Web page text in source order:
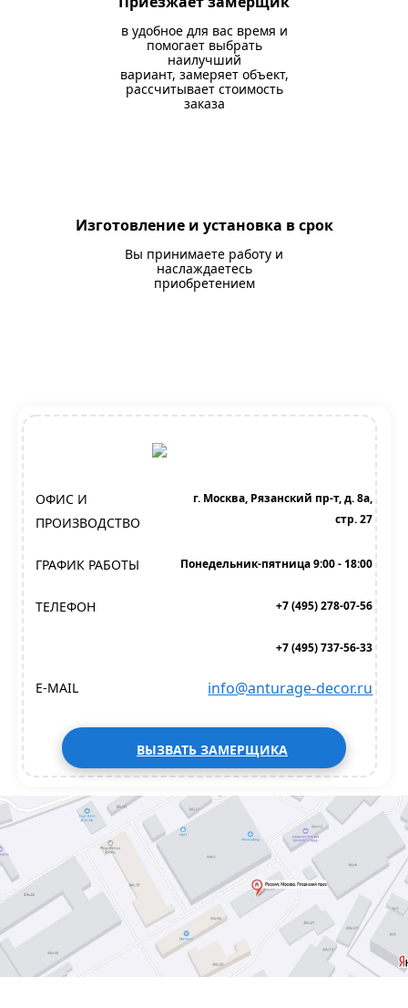
в удобное для вас время и
помогает выбрать
наилучший
вариант, замеряет объект,
рассчитывает стоимость
заказа
Изготовление и установка в срок
Вы принимаете работу и
наслаждаетесь
приобретением
ОФИС И
ПРОИЗВОДСТВО
г. Москва, Рязанский пр-т, д. 8а,
стр. 27
ГРАФИК РАБОТЫ Понедельник-пятница 9:00 - 18:00
ТЕЛЕФОН +7 (495) 278-07-56
+7 (495) 737-56-33
E-MAIL info@anturage-decor.ru
ВЫЗВАТЬ ЗАМЕРЩИКА